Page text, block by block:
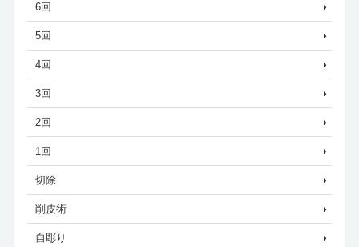
6回
5回
4回
3回
2回
1回
切除
削皮術
自彫り